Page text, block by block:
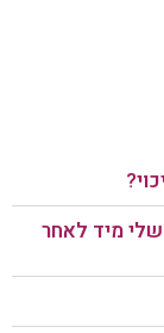
מיד לאחר